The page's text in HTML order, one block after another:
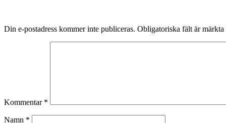
Din e-postadress kommer inte publiceras. Obligatoriska fält är märkta
Kommentar *
Namn *